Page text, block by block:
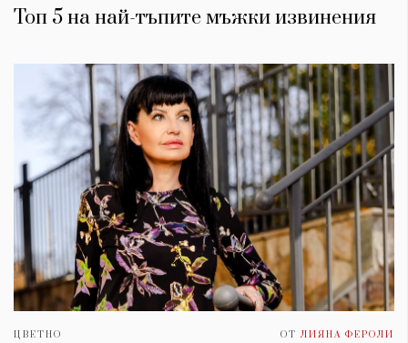
Топ 5 на най-тъпите мъжки извинения
ЦВЕТНО ОТ ЛИЯНА ФЕРОЛИ